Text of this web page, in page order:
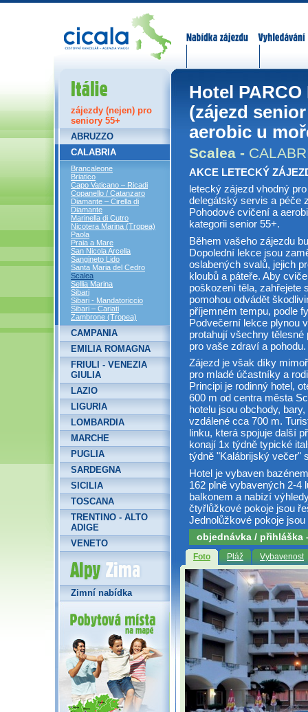
Hotel PARCO
(zájezd
aerobic u
Scalea -
AKCE LETECKÝ
letecký zájezd vhodný
delegátský servis a péče
Pohodové cvičení a
kategorii senior 55+.
Během vašeho zájezdu
Dopolední lekce jsou
oslabených svalů, jejich
kloubů a páteře. Aby
poškození těla, zahřejete
pomohou odvádět
příjemném tempu, podle
Podvečerní lekce plynou
protahují všechny
pro vaše zdraví a pohodu.
Zájezd je však díky
pro mladé účastníky a
Principi je rodinný hotel,
600 m od centra města
hotelu jsou obchody,
vzdálené cca 700 m.
linku, která spojuje další
konají 1x týdně typické
týdně "Kalábrijský večer"
Hotel je vybaven
162 plně vybavených 2-4
balkonem a nabízí
čtyřlůžkové pokoje jsou
Jednolůžkové pokoje
objednávka / přihláška
Foto Pláž Vybavenost
Itálie
zájezdy (nejen) pro
seniory 55+
ABRUZZO
CALABRIA
Brancaleone
Briatico
Capo Vaticano – Ricadi
Copanello / Catanzaro
Diamante – Cirella di
Diamante
Marinella di Cutro
Nicotera Marina (Tropea)
Paola
Praia a Mare
San Nicola Arcella
Sangineto Lido
Santa Maria del Cedro
Scalea
Sellia Marina
Sibari
Sibari - Mandatoriccio
Sibari – Cariati
Zambrone (Tropea)
CAMPANIA
EMILIA ROMAGNA
FRIULI - VENEZIA
GIULIA
LAZIO
LIGURIA
LOMBARDIA
MARCHE
PUGLIA
SARDEGNA
SICILIA
TOSCANA
TRENTINO - ALTO
ADIGE
VENETO
Alpy Zima
Zimní nabídka